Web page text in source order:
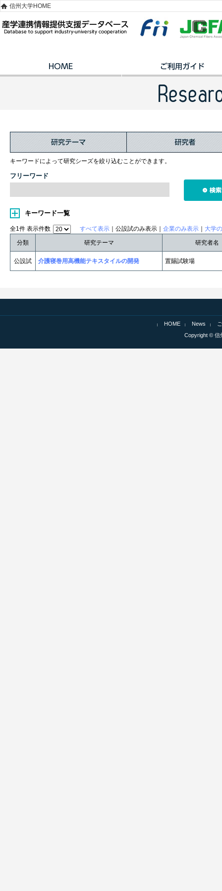
信州大学HOME
キーワードによって研究シーズを絞り込むことができます。
フリーワード
キーワード一覧
全1件 表示件数 すべて表示 ｜公設試のみ表示｜ 企業のみ表示
大学
分類
研究テーマ 研究者名
公設試 介護寝巻用高機能テキスタイルの開発 置賜試験場
HOME News
Copyright © 信